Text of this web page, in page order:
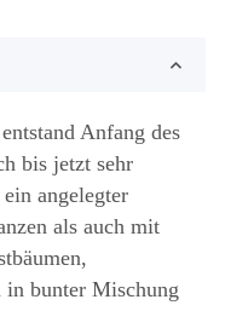
Anfang des
bis jetzt sehr
angelegter
als auch mit
in bunter Mischung